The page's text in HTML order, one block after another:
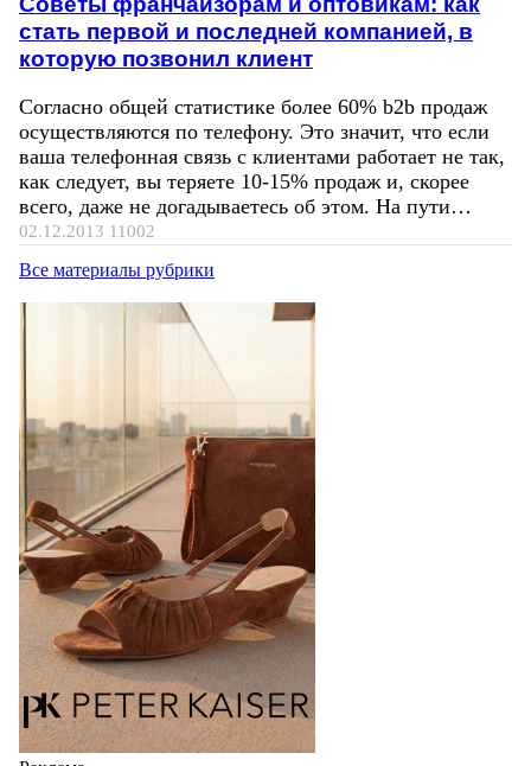
стать первой и последней компанией, в
которую позвонил клиент
Согласно общей статистике более 60% b2b продаж
осуществляются по телефону. Это значит, что если
ваша телефонная связь с клиентами работает не так,
как следует, вы теряете 10-15% продаж и, скорее
всего, даже не догадываетесь об этом. На пути…
02.12.2013 11002
Все материалы рубрики